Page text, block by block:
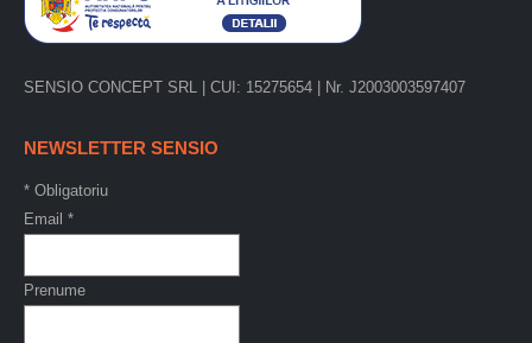
SENSIO CONCEPT SRL | CUI: 15275654 | Nr. J2003003597407
NEWSLETTER SENSIO
* Obligatoriu
Email *
Prenume